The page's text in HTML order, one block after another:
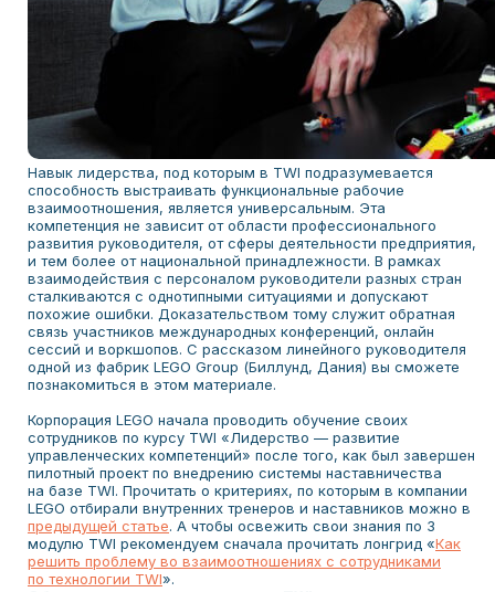
Навык лидерства, под которым в TWI подразумевается
способность выстраивать функциональные рабочие
взаимоотношения, является универсальным. Эта
компетенция не зависит от области профессионального
развития руководителя, от сферы деятельности предприятия,
и тем более от национальной принадлежности. В рамках
взаимодействия с персоналом руководители разных стран
сталкиваются с однотипными ситуациями и допускают
похожие ошибки. Доказательством тому служит обратная
связь участников международных конференций, онлайн
сессий и воркшопов. С рассказом линейного руководителя
одной из фабрик LEGO Group (Биллунд, Дания) вы сможете
познакомиться в этом материале.
Корпорация LEGO начала проводить обучение своих
сотрудников по курсу TWI «Лидерство — развитие
управленческих компетенций» после того, как был завершен
пилотный проект по внедрению системы наставничества
на базе TWI. Прочитать о критериях, по которым в компании
LEGO отбирали внутренних тренеров и наставников можно в
предыдущей статье. А чтобы освежить свои знания по 3
модулю TWI рекомендуем сначала прочитать лонгрид «Как
решить проблему во взаимоотношениях с сотрудниками
по технологии TWI».